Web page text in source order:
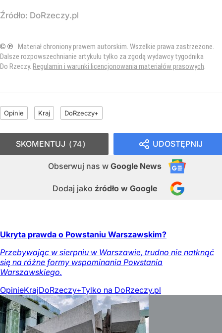
Źródło: DoRzeczy.pl
© ℗ Materiał chroniony prawem autorskim. Wszelkie prawa zastrzeżone.
Dalsze rozpowszechnianie artykułu tylko za zgodą wydawcy tygodnika
Do Rzeczy. Regulamin i warunki licencjonowania materiałów prasowych
Opinie Kraj DoRzeczy+
UDOSTĘPNIJ
Obserwuj nas w Google News
Dodaj jako źródło w Google
SKOMENTUJ 74
Ukryta prawda o Powstaniu Warszawskim?
Przebywając w sierpniu w Warszawie, trudno nie natknąć
się na różne formy wspominania Powstania
Warszawskiego.
OpinieKrajDoRzeczy+Tylko na DoRzeczy.pl